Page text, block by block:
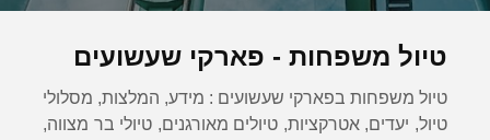
טיול משפחות - פארקי שעשועים
טיול משפחות בפארקי שעשועים : מידע, המלצות, מסלולי
טיול, יעדים, אטרקציות, טיולים מאורגנים, טיולי בר מצווה,